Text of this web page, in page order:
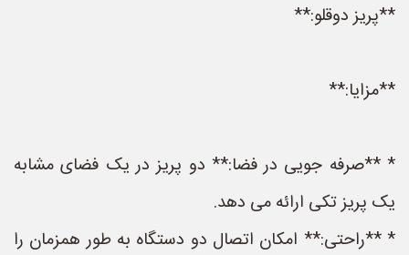
**پریز دوقلو:**
**مزایا:**
* **صرفه جویی در فضا:** دو پریز در یک فضای مشابه
یک پریز تکی ارائه می دهد.
* **راحتی:** امکان اتصال دو دستگاه به طور همزمان را